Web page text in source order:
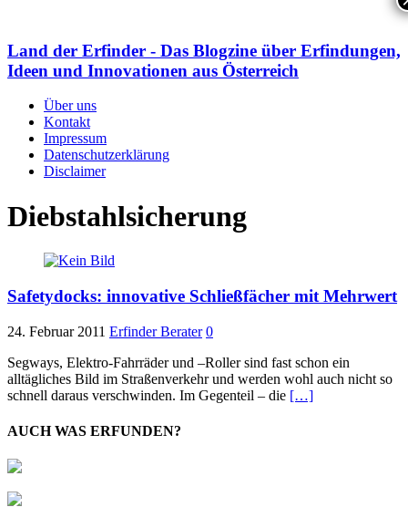
Land der Erfinder - Das Blogzine über Erfindungen,
Ideen und Innovationen aus Österreich
Über uns
Kontakt
Impressum
Datenschutzerklärung
Disclaimer
Diebstahlsicherung
Safetydocks: innovative Schließfächer mit Mehrwert
24. Februar 2011 Erfinder Berater 0
Segways, Elektro-Fahrräder und –Roller sind fast schon ein
alltägliches Bild im Straßenverkehr und werden wohl auch nicht so
schnell daraus verschwinden. Im Gegenteil – die […]
AUCH WAS ERFUNDEN?